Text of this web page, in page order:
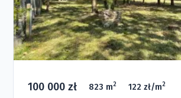
100 000 zł 823 m2 122 zł/m2